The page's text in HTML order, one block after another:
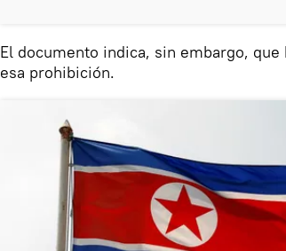
El documento indica, sin embargo,
esa prohibición.